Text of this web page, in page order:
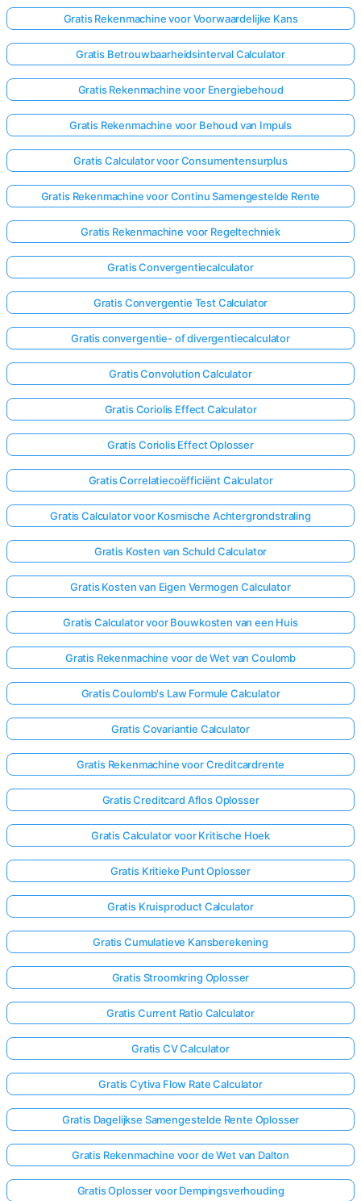
Gratis Rekenmachine voor Voorwaardelijke Kans
Gratis Betrouwbaarheidsinterval Calculator
Gratis Rekenmachine voor Energiebehoud
Gratis Rekenmachine voor Behoud van Impuls
Gratis Calculator voor Consumentensurplus
Gratis Rekenmachine voor Continu Samengestelde Rente
Gratis Rekenmachine voor Regeltechniek
Gratis Convergentiecalculator
Gratis Convergentie Test Calculator
Gratis convergentie- of divergentiecalculator
Gratis Convolution Calculator
Gratis Coriolis Effect Calculator
Gratis Coriolis Effect Oplosser
Gratis Correlatiecoëfficiënt Calculator
Gratis Calculator voor Kosmische Achtergrondstraling
Gratis Kosten van Schuld Calculator
Gratis Kosten van Eigen Vermogen Calculator
Gratis Calculator voor Bouwkosten van een Huis
Gratis Rekenmachine voor de Wet van Coulomb
Gratis Coulomb's Law Formule Calculator
Gratis Covariantie Calculator
Gratis Rekenmachine voor Creditcardrente
Gratis Creditcard Aflos Oplosser
Gratis Calculator voor Kritische Hoek
Gratis Kritieke Punt Oplosser
Gratis Kruisproduct Calculator
Gratis Cumulatieve Kansberekening
Gratis Stroomkring Oplosser
Gratis Current Ratio Calculator
Gratis CV Calculator
Gratis Cytiva Flow Rate Calculator
Gratis Dagelijkse Samengestelde Rente Oplosser
Gratis Rekenmachine voor de Wet van Dalton
Gratis Oplosser voor Dempingsverhouding